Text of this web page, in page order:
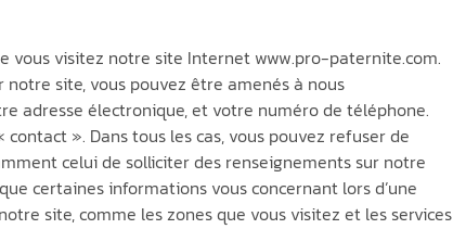
vous visitez notre site Internet www.pro-paternite.com.
site, vous pouvez être amenés à nous
adresse électronique, et votre numéro de téléphone.
». Dans tous les cas, vous pouvez refuser de
celui de solliciter des renseignements sur notre
certaines informations vous concernant lors d’une
site, comme les zones que vous visitez et les services